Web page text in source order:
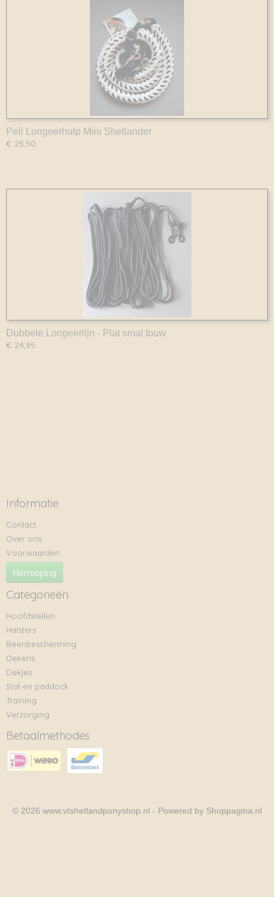
Peli Longeerhulp Mini Shetlander
€ 25,50
Dubbele Longeerlijn - Plat smal touw
€ 24,95
Informatie
Contact
Over ons
Voorwaarden
Herroeping
Categorieën
Hoofdstellen
Halsters
Beenbescherming
Dekens
Dekjes
Stal en paddock
Training
Verzorging
Betaalmethodes
© 2026 www.vtshetlandponyshop.nl - Powered by Shoppagina.nl